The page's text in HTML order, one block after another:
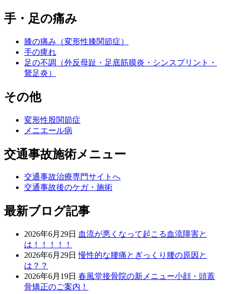
手・足の痛み
膝の痛み（変形性膝関節症）
手の痺れ
足の不調（外反母趾・足底筋膜炎・シンスプリント・
鵞足炎）
その他
変形性股関節症
メニエール病
交通事故施術メニュー
交通事故治療専門サイトへ
交通事故後のケガ・施術
最新ブログ記事
2026年6月29日 血流が悪くなって起こる血流障害と
は！！！！！
2026年6月29日 慢性的な腰痛とぎっくり腰の原因と
は？？
2026年6月19日 春風堂接骨院の新メニュー小顔・頭蓋
骨矯正のご案内！